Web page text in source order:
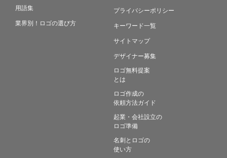
用語集
業界別！ロゴの選び方
プライバシーポリシー
キーワード一覧
サイトマップ
デザイナー募集
ロゴ無料提案
とは
ロゴ作成の
依頼方法ガイド
起業・会社設立の
ロゴ準備
名刺とロゴの
使い方